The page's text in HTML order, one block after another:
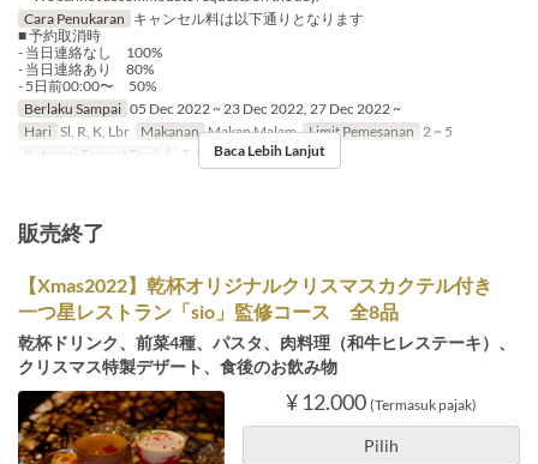
Cara Penukaran キャンセル料は以下通りとなります
■ 予約取消時
- 当日連絡なし 100%
- 当日連絡あり 80%
- 5日前00:00〜 50%
Berlaku Sampai 05 Dec 2022 ~ 23 Dec 2022, 27 Dec 2022 ~
Hari Sl, R, K, Lbr Makanan Makan Malam Limit Pemesanan 2 ~ 5
Kategori Tempat Duduk
Table Sofa seat
Baca Lebih Lanjut
販売終了
【Xmas2022】乾杯オリジナルクリスマスカクテル付き
一つ星レストラン「sio」監修コース 全8品
乾杯ドリンク、前菜4種、パスタ、肉料理（和牛ヒレステーキ）、
クリスマス特製デザート、食後のお飲み物
¥ 12.000 (Termasuk pajak)
Pilih